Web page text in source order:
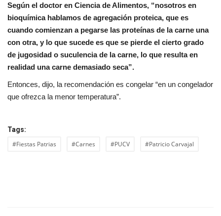
Según el doctor en Ciencia de Alimentos, “nosotros en
bioquímica hablamos de agregación proteica, que es
cuando comienzan a pegarse las proteínas de la carne una
con otra, y lo que sucede es que se pierde el cierto grado
de jugosidad o suculencia de la carne, lo que resulta en
realidad una carne demasiado seca”.
Entonces, dijo, la recomendación es congelar “en un congelador
que ofrezca la menor temperatura”.
Tags:
#Fiestas Patrias #Carnes #PUCV #Patricio Carvajal